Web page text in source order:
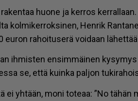
huo­ne ja ker­ros
kol­mi­ker­rok­si­nen, Hen­rik
eu­ron ra­hoi­tu­se­rä voi­daan
ih­mis­ten en­sim­mäi­nen
se, et­tä kuin­ka pal­jon
ei yh­tään, moni to­te­aa: ”No tä­hän